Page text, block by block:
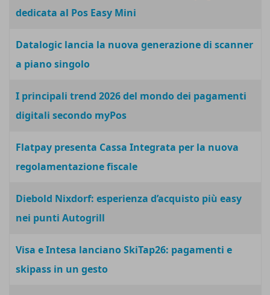
dedicata al Pos Easy Mini
Datalogic lancia la nuova generazione di scanner
a piano singolo
I principali trend 2026 del mondo dei pagamenti
digitali secondo myPos
Flatpay presenta Cassa Integrata per la nuova
regolamentazione fiscale
Diebold Nixdorf: esperienza d’acquisto più easy
nei punti Autogrill
Visa e Intesa lanciano SkiTap26: pagamenti e
skipass in un gesto